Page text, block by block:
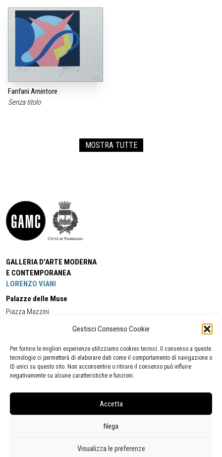
Gestisci Consenso Cookie
Per fornire le migliori esperienze utilizziamo cookies tecnici. Il consenso a queste
tecnologie ci permetterà di elaborare dati come il comportamento di navigazione o
ID unici su questo sito. Non acconsentire o ritirare il consenso può influire
negativamente su alcune caratteristiche e funzioni.
Accetta
Nega
Visualizza le preferenze
Fanfani Amintore
Senza titolo
MOSTRA TUTTE
GALLERIA D'ARTE MODERNA
E CONTEMPORANEA
LORENZO VIANI
Palazzo delle Muse
Piazza Mazzini
Cell:+39 338 5714978 (orario apertura Galleria)
Tel:
+39 0584 944580
(orario 09.00/13.00)
Email:gamc@comune.viareggio.lu.it
Segnalazione di inaccessibilità